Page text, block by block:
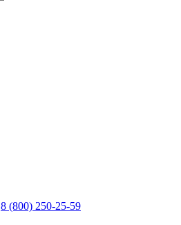
8 (800) 250-25-59